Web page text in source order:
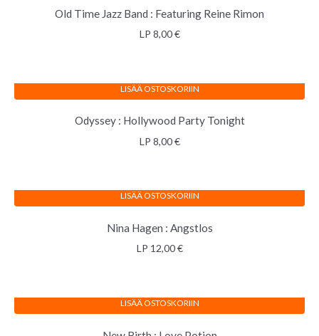
Old Time Jazz Band : Featuring Reine Rimon
LP 8,00€
Odyssey : Hollywood Party Tonight
LP 8,00€
LISÄÄ OSTOSKORIIN
Nina Hagen : Angstlos
LP 12,00€
LISÄÄ OSTOSKORIIN
LISÄÄ OSTOSKORIIN